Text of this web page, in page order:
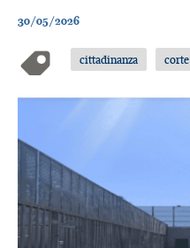
30/05/2026
cittadinanza